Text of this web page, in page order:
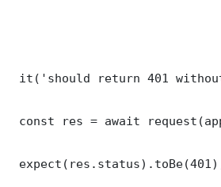
it('should return 401
const res = await